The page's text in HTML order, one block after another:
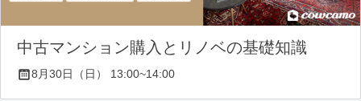
中古マンション購入とリノベの基礎知識
8月30日（日） 13:00~14:00